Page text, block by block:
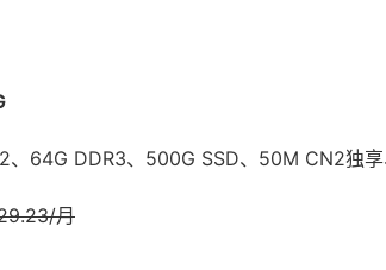
64G DDR3、500G SSD、50M CN2独
月